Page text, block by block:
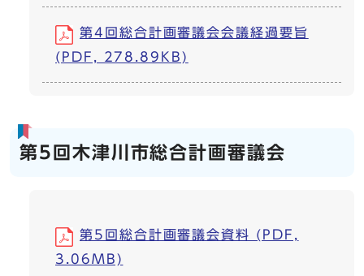
第4回総合計画審議会会議経過要旨
(PDF, 278.89KB)
第5回木津川市総合計画審議会
第5回総合計画審議会資料 (PDF,
3.06MB)